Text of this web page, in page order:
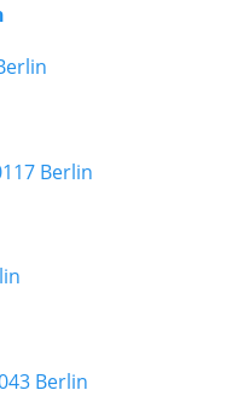
Berlin
Berlin